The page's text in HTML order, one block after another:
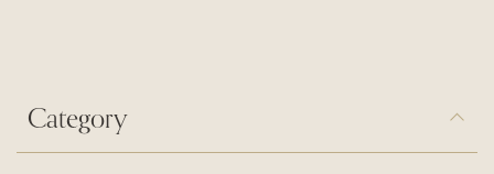
Category